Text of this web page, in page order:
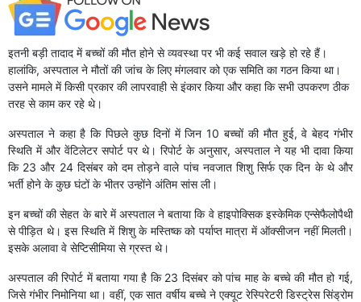
इतनी बड़ी तादाद में बच्चों की मौत होने से व्यवस्था पर भी कई सवाल खड़े हो रहे हैं।
हालांकि, अस्पताल ने मौतों की जांच के लिए मंगलवार को एक समिति का गठन किया था।
उसने मामले में किसी प्रकार की लापरवाही से इंकार किया और कहा कि सभी उपकरण ठीक
तरह से काम कर रहे थे।
अस्पताल ने कहा है कि पिछले कुछ दिनों में जिन 10 बच्चों की मौत हुई, वे बेहद गंभीर
स्थिति में और वेंटिलेटर सपोर्ट पर थे। रिपोर्ट के अनुसार, अस्पताल ने यह भी दावा किया
कि 23 और 24 दिसंबर को दम तोड़ने वाले पांच नवजात शिशु सिर्फ एक दिन के थे और
भर्ती होने के कुछ घंटों के भीतर उन्होंने अंतिम सांस ली।
इन बच्चों की सेहत के बारे में अस्पताल ने बताया कि वे हाइपोक्सिक इस्केमिक एन्सेफैलोपैथी
से पीड़ित थे। इस स्थिति में शिशु के मस्तिष्क को पर्याप्त मात्रा में ऑक्सीजन नहीं मिलती।
इसके अलावा वे सेप्टिसीमिया से ग्रस्त थे।
अस्पताल की रिपोर्ट में बताया गया है कि 23 दिसंबर को पांच माह के बच्चे की मौत हो गई,
जिसे गंभीर निमोनिया था। वहीं, एक सात वर्षीय बच्चे ने एक्यूट रेस्पिरेटरी डिस्ट्रेस सिंड्रोम